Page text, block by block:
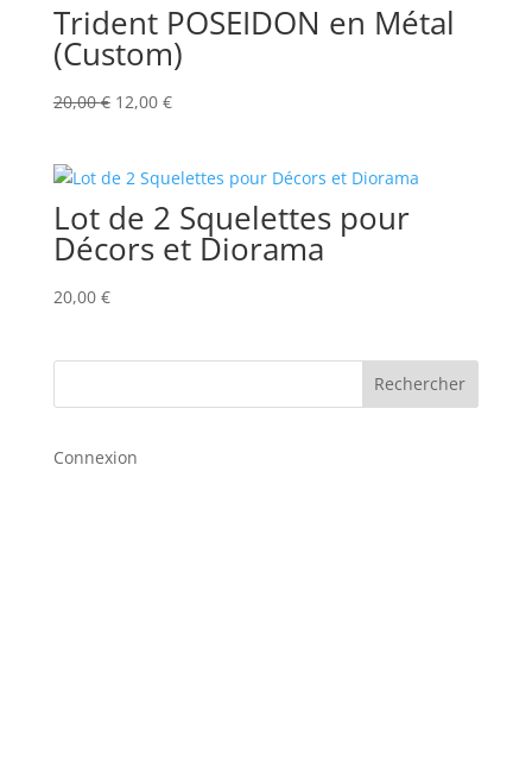
Trident POSEIDON en Métal
(Custom)
20,00€ Le
était :
20,00 €.
12,00 €Le
est :
12,00 €.
Lot de 2 Squelettes pour
Décors et Diorama
20,00 €
Rechercher
Connexion